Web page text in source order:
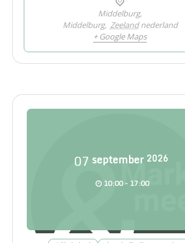
Middelburg,
Middelburg, Zeeland nederland
+ Google Maps
07 september 2026
10:00 - 17:00